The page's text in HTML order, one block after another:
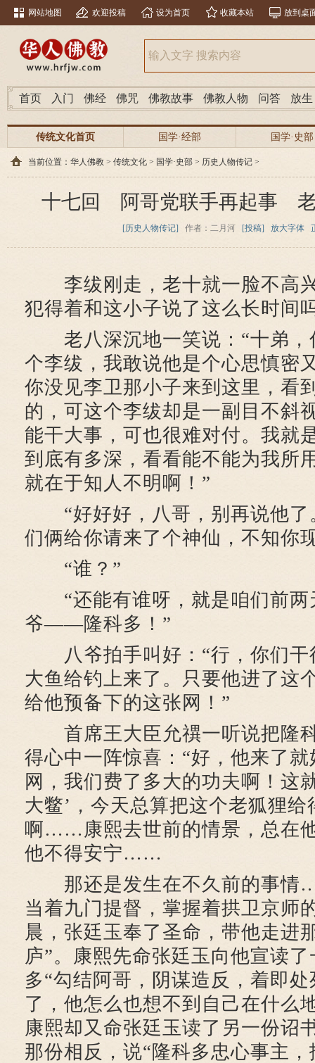
网站地图 欢迎投稿 设为首页 收藏本站 放到桌
首页 入门 佛经 佛咒 佛教故事 佛教人物 问答 放生
传统文化首页 国学·经部 国学·史部
当前位置： 华人佛教 > 传统文化 > 国学·史部 > 历史人物传记 >
十七回 阿哥党联手再起事 老
[历史人物传记] 作者：二月河 [投稿] 放大字体
李绂刚走，老十就一脸不高
犯得着和这小子说了这么长时间
老八深沉地一笑说：“十弟，
个李绂，我敢说他是个心思慎密
你没见李卫那小子来到这里，看
的，可这个李绂却是一副目不斜
能干大事，可也很难对付。我就
到底有多深，看看能不能为我所
就在于知人不明啊！”
“好好好，八哥，别再说他了
们俩给你请来了个神仙，不知你
“谁？”
“还能有谁呀，就是咱们前两
爷——隆科多！”
八爷拍手叫好：“行，你们干
大鱼给钓上来了。只要他进了这
给他预备下的这张网！”
首席王大臣允禩一听说把隆
得心中一阵惊喜：“好，他来了
网，我们费了多大的功夫啊！这
大鳖’，今天总算把这个老狐狸
啊……康熙去世前的情景，总在
他不得安宁……
那还是发生在不久前的事情
当着九门提督，掌握着拱卫京师
晨，张廷玉奉了圣命，带他走进
庐”。康熙先命张廷玉向他宣读
多“勾结阿哥，阴谋造反，着即
了，他怎么也想不到自己在什么
康熙却又命张廷玉读了另一份诏
那份相反，说“隆科多忠心事主